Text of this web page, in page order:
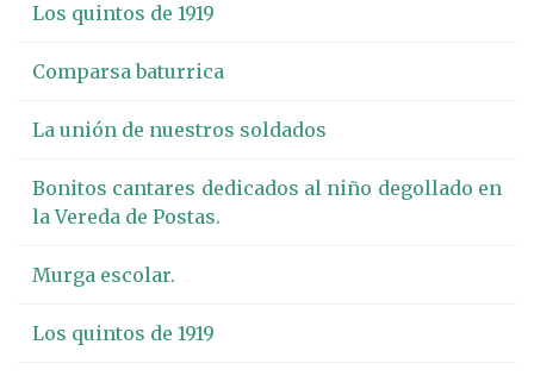
Los quintos de 1919
Comparsa baturrica
La unión de nuestros soldados
Bonitos cantares dedicados al niño degollado en
la Vereda de Postas.
Murga escolar.
Los quintos de 1919